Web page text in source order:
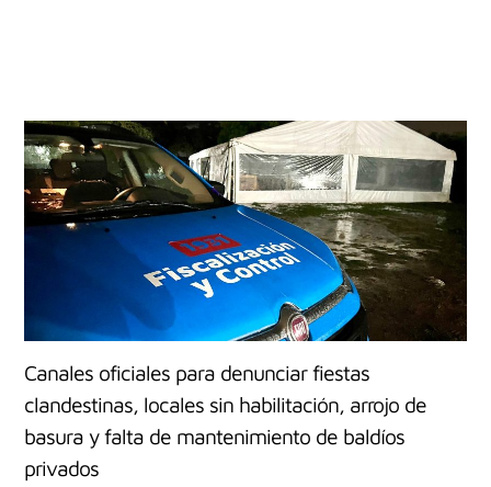
Canales oficiales para denunciar fiestas
clandestinas, locales sin habilitación, arrojo de
basura y falta de mantenimiento de baldíos
privados